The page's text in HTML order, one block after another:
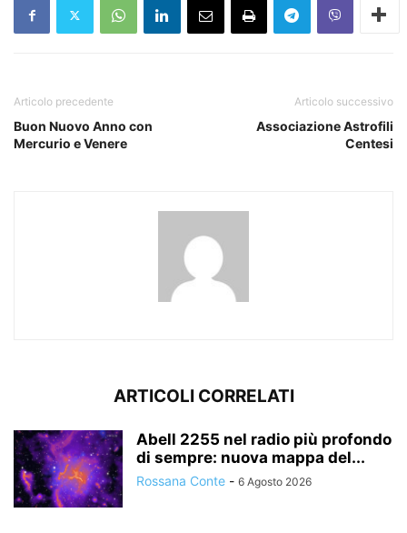
Articolo precedente
Buon Nuovo Anno con
Mercurio e Venere
Articolo successivo
Associazione Astrofili
Centesi
ARTICOLI CORRELATI
Abell 2255 nel radio più profondo
di sempre: nuova mappa del...
Rossana Conte - 6 Agosto 2026